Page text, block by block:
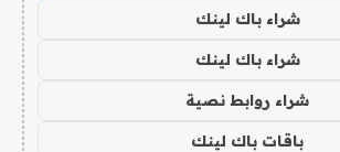
شراء باك لينك
شراء باك لينك
شراء روابط نصية
باقات باك لينك